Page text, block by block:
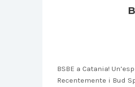
BSBE a Catania!
Recentemente i Bud